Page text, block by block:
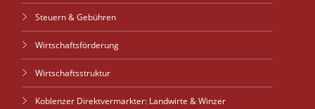
Steuern & Gebühren
Wirtschaftsförderung
Wirtschaftsstruktur
Koblenzer Direktvermarkter: Landwirte & Winzer